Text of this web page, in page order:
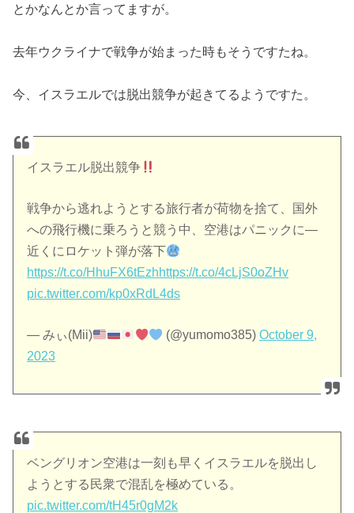
とかなんとか言ってますが。
去年ウクライナで戦争が始まった時もそうですたね。
今、イスラエルでは脱出競争が起きてるようですた。
イスラエル脱出競争
戦争から逃れようとする旅行者が荷物を捨て、国外
への飛行機に乗ろうと競う中、空港はパニックに―
近くにロケット弾が落下
https://t.co/HhuFX6tEzhhttps://t.co/4cLjS0oZHv
pic.twitter.com/kp0xRdL4ds
— みぃ(Mii) (@yumomo385)October 9,
2023
ベングリオン空港は一刻も早くイスラエルを脱出し
ようとする民衆で混乱を極めている。
pic.twitter.com/tH45r0gM2k